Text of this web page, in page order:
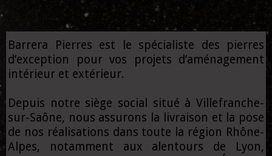
Barrera Pierres est le spécialiste des pierres
d’exception pour vos projets d’aménagement
intérieur et extérieur.
Depuis notre siège social situé à Villefranche-
sur-Saône, nous assurons la livraison et la pose
de nos réalisations dans toute la région Rhône-
Alpes, notamment aux alentours de Lyon,